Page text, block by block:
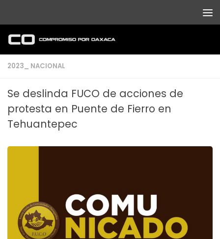
2023_ NACIONAL
Se deslinda FUCO de acciones de
protesta en Puente de Fierro en
Tehuantepec